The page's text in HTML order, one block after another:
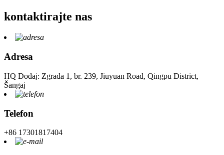
kontaktirajte nas
Adresa
HQ Dodaj: Zgrada 1, br. 239, Jiuyuan Road, Qingpu District,
Šangaj
Telefon
+86 17301817404